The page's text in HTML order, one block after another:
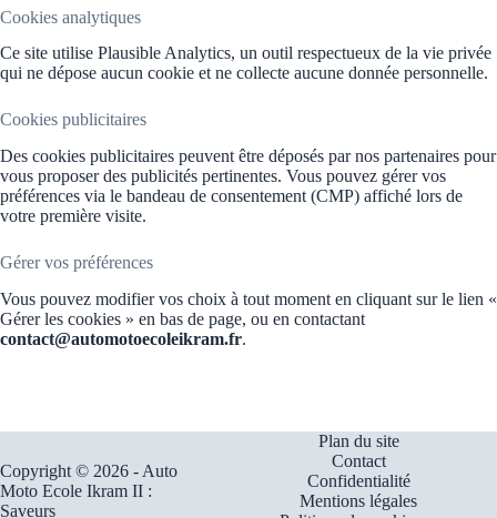
Cookies analytiques
Ce site utilise Plausible Analytics, un outil respectueux de la vie privée
qui ne dépose aucun cookie et ne collecte aucune donnée personnelle.
Cookies publicitaires
Des cookies publicitaires peuvent être déposés par nos partenaires pour
vous proposer des publicités pertinentes. Vous pouvez gérer vos
préférences via le bandeau de consentement (CMP) affiché lors de
votre première visite.
Gérer vos préférences
Vous pouvez modifier vos choix à tout moment en cliquant sur le lien «
Gérer les cookies » en bas de page, ou en contactant
contact@automotoecoleikram.fr.
Copyright © 2026 - Auto
Moto Ecole Ikram II :
Saveurs
Plan du site
Contact
Confidentialité
Mentions légales